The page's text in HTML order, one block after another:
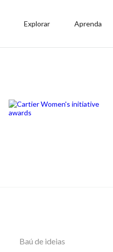
Explorar Aprenda
Baú de ideias